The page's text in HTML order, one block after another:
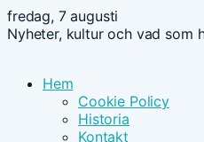
fredag, 7 augusti
Nyheter, kultur och vad som
Hem
Cookie Policy
Historia
Kontakt